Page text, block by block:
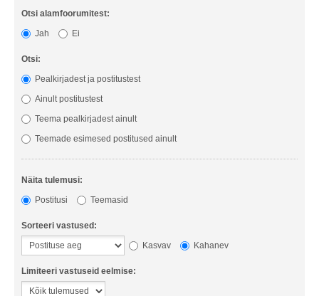
Otsi alamfoorumitest:
Jah
Ei
Otsi:
Pealkirjadest ja postitustest
Ainult postitustest
Teema pealkirjadest ainult
Teemade esimesed postitused ainult
Näita tulemusi:
Postitusi
Teemasid
Sorteeri vastused:
Kasvav
Kahanev
Limiteeri vastuseid eelmise: